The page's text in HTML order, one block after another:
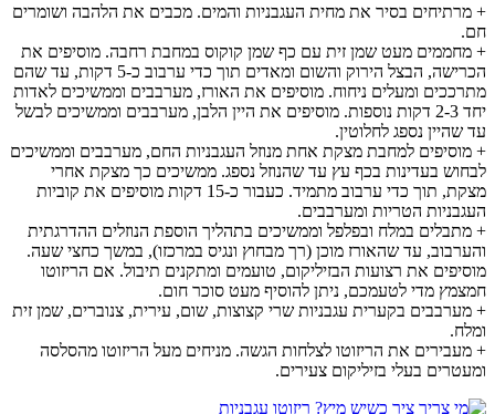
+ מרתיחים בסיר את מחית העגבניות והמים. מכבים את הלהבה ושומרים
חם.
+ מחממים מעט שמן זית עם כף שמן קוקוס במחבת רחבה. מוסיפים את
הכרישה, הבצל הירוק והשום ומאדים תוך כדי ערבוב כ-5 דקות, עד שהם
מתרככים ומעלים ניחוח. מוסיפים את האורז, מערבבים וממשיכים לאדות
יחד 2-3 דקות נוספות. מוסיפים את היין הלבן, מערבבים וממשיכים לבשל
עד שהיין נספג לחלוטין.
+ מוסיפים למחבת מצקת אחת מנוזל העגבניות החם, מערבבים וממשיכים
לבחוש בעדינות בכף עץ עד שהנוזל נספג. ממשיכים כך מצקת אחרי
מצקת, תוך כדי ערבוב מתמיד. כעבור כ-15 דקות מוסיפים את קוביות
העגבניות הטריות ומערבבים.
+ מתבלים במלח ובפלפל וממשיכים בתהליך הוספת הנוזלים ההדרגתית
והערבוב, עד שהאורז מוכן (רך מבחוץ ונגיס במרכזו), במשך כחצי שעה.
מוסיפים את רצועות הבזיליקום, טועמים ומתקנים תיבול. אם הריזוטו
חמצמץ מדי לטעמכם, ניתן להוסיף מעט סוכר חום.
+ מערבבים בקערית עגבניות שרי קצוצות, שום, עירית, צנוברים, שמן זית
ומלח.
+ מעבירים את הריזוטו לצלחות הגשה. מניחים מעל הריזוטו מהסלסה
ומעטרים בעלי בזיליקום צעירים.